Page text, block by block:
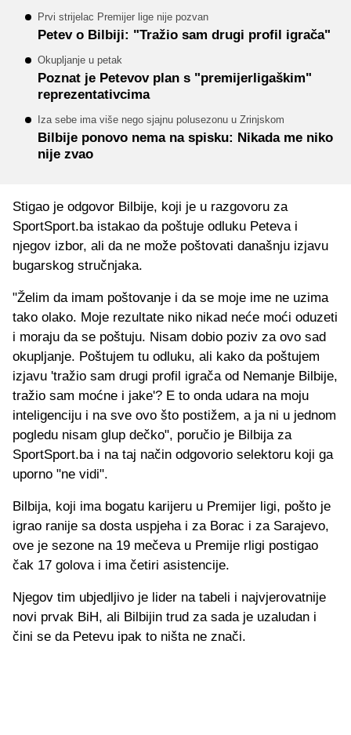
Prvi strijelac Premijer lige nije pozvan
Petev o Bilbiji: "Tražio sam drugi profil igrača"
Okupljanje u petak
Poznat je Petevov plan s "premijerligaškim"
reprezentativcima
Iza sebe ima više nego sjajnu polusezonu u Zrinjskom
Bilbije ponovo nema na spisku: Nikada me niko
nije zvao
Stigao je odgovor Bilbije, koji je u razgovoru za
SportSport.ba istakao da poštuje odluku Peteva i
njegov izbor, ali da ne može poštovati današnju izjavu
bugarskog stručnjaka.
"Želim da imam poštovanje i da se moje ime ne uzima
tako olako. Moje rezultate niko nikad neće moći oduzeti
i moraju da se poštuju. Nisam dobio poziv za ovo sad
okupljanje. Poštujem tu odluku, ali kako da poštujem
izjavu 'tražio sam drugi profil igrača od Nemanje Bilbije,
tražio sam moćne i jake'? E to onda udara na moju
inteligenciju i na sve ovo što postižem, a ja ni u jednom
pogledu nisam glup dečko", poručio je Bilbija za
SportSport.ba i na taj način odgovorio selektoru koji ga
uporno "ne vidi".
Bilbija, koji ima bogatu karijeru u Premijer ligi, pošto je
igrao ranije sa dosta uspjeha i za Borac i za Sarajevo,
ove je sezone na 19 mečeva u Premije rligi postigao
čak 17 golova i ima četiri asistencije.
Njegov tim ubjedljivo je lider na tabeli i najvjerovatnije
novi prvak BiH, ali Bilbijin trud za sada je uzaludan i
čini se da Petevu ipak to ništa ne znači.